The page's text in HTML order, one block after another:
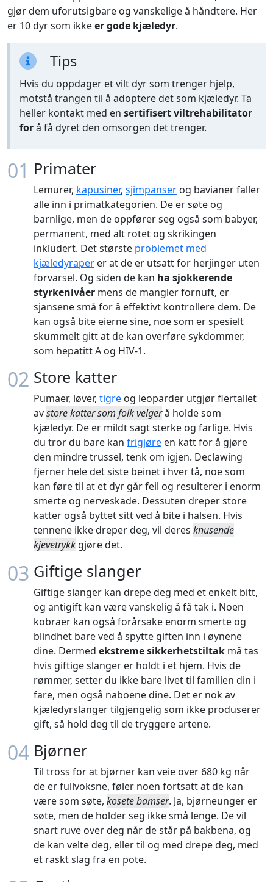
gjør dem uforutsigbare og vanskelige å håndtere. Her
er 10 dyr som ikkeer gode kjæledyr.
Tips
Hvis du oppdager et vilt dyr som trenger hjelp,
motstå trangen til å adoptere det som kjæledyr. Ta
heller kontakt med en sertifisert viltrehabilitator
forå få dyret den omsorgen det trenger.
01 Primater
Lemurer, kapusiner, sjimpanser og bavianer faller
alle inn i primatkategorien. De er søte og
barnlige, men de oppfører seg også som babyer,
permanent, med alt rotet og skrikingen
inkludert. Det største problemet med
kjæledyraper er at de er utsatt for herjinger uten
forvarsel. Og siden de kan ha sjokkerende
styrkenivåer mens de mangler fornuft, er
sjansene små for å effektivt kontrollere dem. De
kan også bite eierne sine, noe som er spesielt
skummelt gitt at de kan overføre sykdommer,
som hepatitt A og HIV-1.
02 Store katter
Pumaer, løver, tigre og leoparder utgjør flertallet
avstore katter som folk velgerå holde som
kjæledyr. De er mildt sagt sterke og farlige. Hvis
du tror du bare kan frigjøre en katt for å gjøre
den mindre trussel, tenk om igjen. Declawing
fjerner hele det siste beinet i hver tå, noe som
kan føre til at et dyr går feil og resulterer i enorm
smerte og nerveskade. Dessuten dreper store
katter også byttet sitt ved å bite i halsen. Hvis
tennene ikke dreper deg, vil deres knusende
kjevetrykk gjøre det.
03 Giftige slanger
Giftige slanger kan drepe deg med et enkelt bitt,
og antigift kan være vanskelig å få tak i. Noen
kobraer kan også forårsake enorm smerte og
blindhet bare ved å spytte giften inn i øynene
dine. Dermed ekstreme sikkerhetstiltak må tas
hvis giftige slanger er holdt i et hjem. Hvis de
rømmer, setter du ikke bare livet til familien din i
fare, men også naboene dine. Det er nok av
kjæledyrslanger tilgjengelig som ikke produserer
gift, så hold deg til de tryggere artene.
04 Bjørner
Til tross for at bjørner kan veie over 680 kg når
de er fullvoksne, føler noen fortsatt at de kan
være som søte, kosete bamser. Ja, bjørneunger er
søte, men de holder seg ikke små lenge. De vil
snart ruve over deg når de står på bakbena, og
de kan velte deg, eller til og med drepe deg, med
et raskt slag fra en pote.